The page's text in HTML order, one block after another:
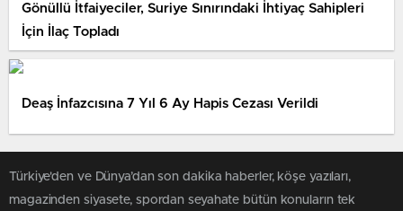
Gönüllü İtfaiyeciler, Suriye Sınırındaki İhtiyaç Sahipleri
İçin İlaç Topladı
Deaş İnfazcısına 7 Yıl 6 Ay Hapis Cezası Verildi
Türkiye'den ve Dünya’dan son dakika haberler, köşe yazıları,
magazinden siyasete, spordan seyahate bütün konuların tek